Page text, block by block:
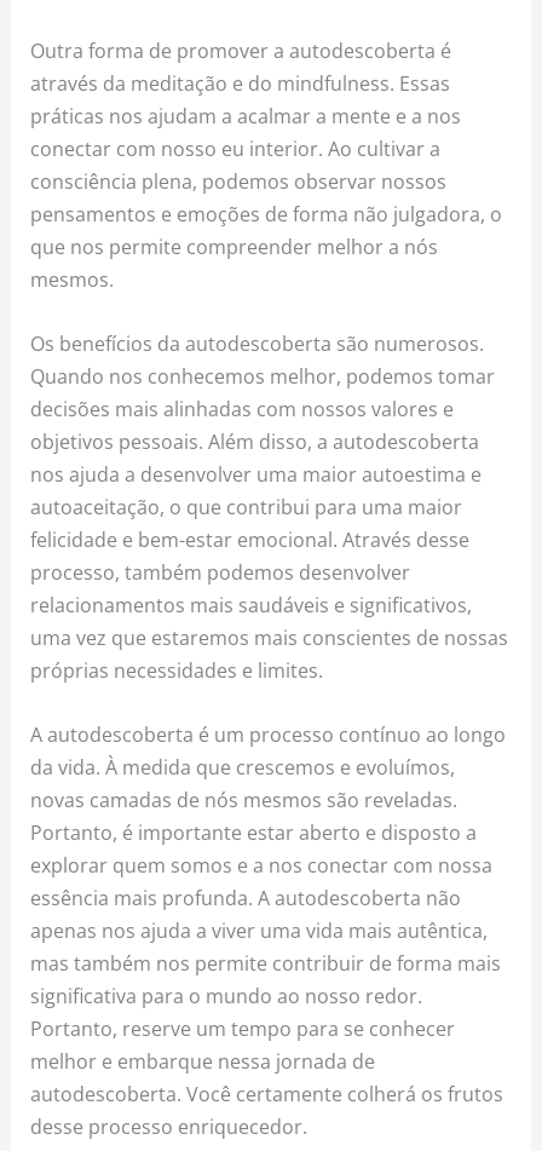
Outra forma de promover a autodescoberta é
através da meditação e do mindfulness. Essas
práticas nos ajudam a acalmar a mente e a nos
conectar com nosso eu interior. Ao cultivar a
consciência plena, podemos observar nossos
pensamentos e emoções de forma não julgadora, o
que nos permite compreender melhor a nós
mesmos.
Os benefícios da autodescoberta são numerosos.
Quando nos conhecemos melhor, podemos tomar
decisões mais alinhadas com nossos valores e
objetivos pessoais. Além disso, a autodescoberta
nos ajuda a desenvolver uma maior autoestima e
autoaceitação, o que contribui para uma maior
felicidade e bem-estar emocional. Através desse
processo, também podemos desenvolver
relacionamentos mais saudáveis e significativos,
uma vez que estaremos mais conscientes de nossas
próprias necessidades e limites.
A autodescoberta é um processo contínuo ao longo
da vida. À medida que crescemos e evoluímos,
novas camadas de nós mesmos são reveladas.
Portanto, é importante estar aberto e disposto a
explorar quem somos e a nos conectar com nossa
essência mais profunda. A autodescoberta não
apenas nos ajuda a viver uma vida mais autêntica,
mas também nos permite contribuir de forma mais
significativa para o mundo ao nosso redor.
Portanto, reserve um tempo para se conhecer
melhor e embarque nessa jornada de
autodescoberta. Você certamente colherá os frutos
desse processo enriquecedor.